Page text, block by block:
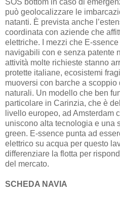
SOS bottom in caso di
può geolocalizzare le
natanti. È prevista anche
coordinata con aziende che
elettriche. I mezzi che E-
navigabili con e senza patente
attività molte richieste stanno
protette italiane, ecosistemi
muoversi con barche a
naturali. Un modello che ben
particolare in Carinzia, che è
livello europeo, ad Amsterdam
uniscono alta tecnologia e una
green. E-ssence punta ad
elettrico su acqua per questo
differenziare la flotta per
del mercato.
SCHEDA NAVIA